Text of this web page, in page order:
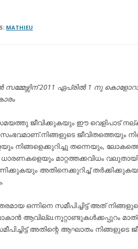
MATHIEU
സമ്മേഴ്സിന് 2011 ഏപ്രിൽ 1 നു
സമയത്തു ജീവിക്കുകയും ഈ വെളിപാട്
ജീവിതത്തെയും
നിങ്ങളെക്കുറിച്ചു തന്നെയും,
ധാരണകളെയും മാറ്റത്തക്കവിധം
അതിനെക്കുറിച്ച്
ഒന്നിനെ സമീപിച്ചിട്ട് അത്
ആവില്ല.നൂറ്റാണ്ടുകൾക്കപ്പുറം
അതിന്റെ ആഘാതം നിങ്ങളുടെ